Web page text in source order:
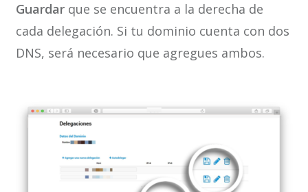
Guardarque se encuentra a la derecha de
cada delegación. Si tu dominio cuenta con dos
DNS, será necesario que agregues ambos.